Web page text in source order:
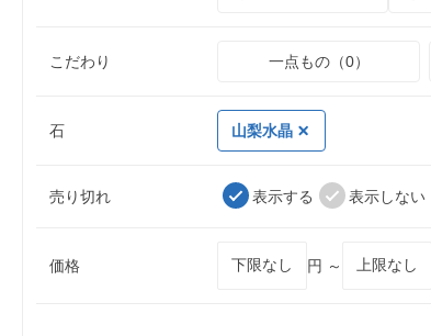
こだわり 一点もの（0）
石 山梨水晶
売り切れ 表示する 表示しない
価格 円 ～